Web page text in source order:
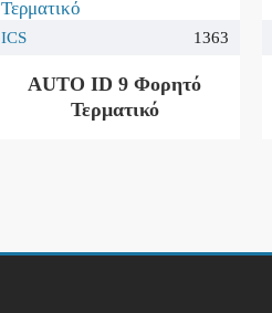
ICS 1363
AUTO ID 9 Φορητό
Τερματικό